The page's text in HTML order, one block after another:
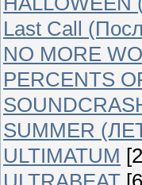
Last Call
NO MORE
PERCENTS
SUMMER
ULTIMATUM